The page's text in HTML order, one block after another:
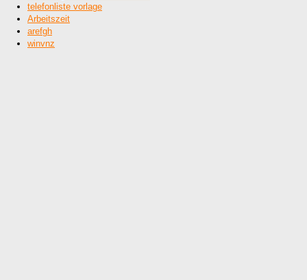
telefonliste vorlage
Arbeitszeit
arefgh
winvnz